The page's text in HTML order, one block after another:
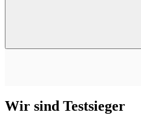
Wir sind Testsieger